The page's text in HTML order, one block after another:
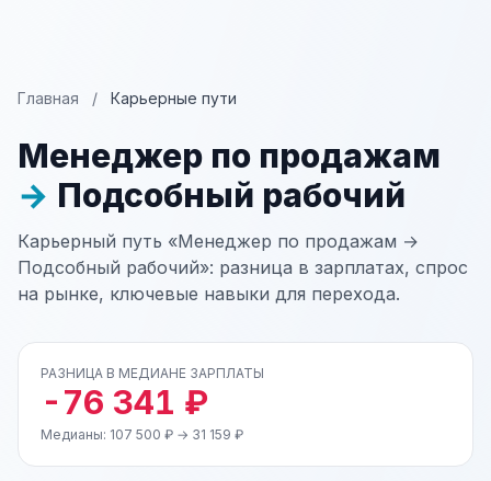
Главная / Карьерные пути
Менеджер по продажам
→ Подсобный рабочий
Карьерный путь «Менеджер по продажам →
Подсобный рабочий»: разница в зарплатах, спрос
на рынке, ключевые навыки для перехода.
РАЗНИЦА В МЕДИАНЕ ЗАРПЛАТЫ
-76 341 ₽
Медианы: 107 500 ₽ → 31 159 ₽